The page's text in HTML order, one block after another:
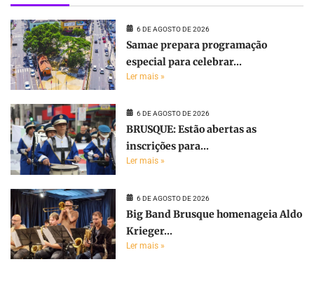
6 DE AGOSTO DE 2026
Samae prepara programação
especial para celebrar...
Ler mais »
6 DE AGOSTO DE 2026
BRUSQUE: Estão abertas as
inscrições para...
Ler mais »
6 DE AGOSTO DE 2026
Big Band Brusque homenageia Aldo
Krieger...
Ler mais »